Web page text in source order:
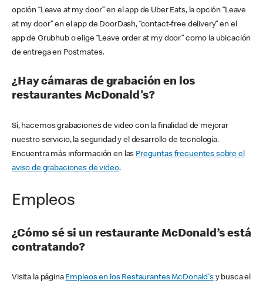
opción “Leave at my door” en el app de Uber Eats, la opción “Leave
at my door” en el app de DoorDash, “contact-free delivery” en el
app de Grubhub o elige “Leave order at my door” como la ubicación
de entrega en Postmates.
¿Hay cámaras de grabación en los
restaurantes McDonald's?
Sí, hacemos grabaciones de video con la finalidad de mejorar
nuestro servicio, la seguridad y el desarrollo de tecnología.
Encuentra más información en las Preguntas frecuentes sobre el
aviso de grabaciones de video.
Empleos
¿Cómo sé si un restaurante McDonald’s está
contratando?
Visita la página Empleos en los Restaurantes McDonald'sy busca el